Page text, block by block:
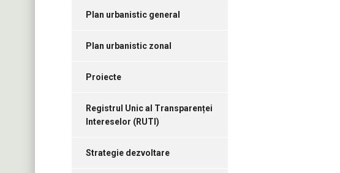
Plan urbanistic general
Plan urbanistic zonal
Proiecte
Registrul Unic al Transparenței
Intereselor (RUTI)
Strategie dezvoltare